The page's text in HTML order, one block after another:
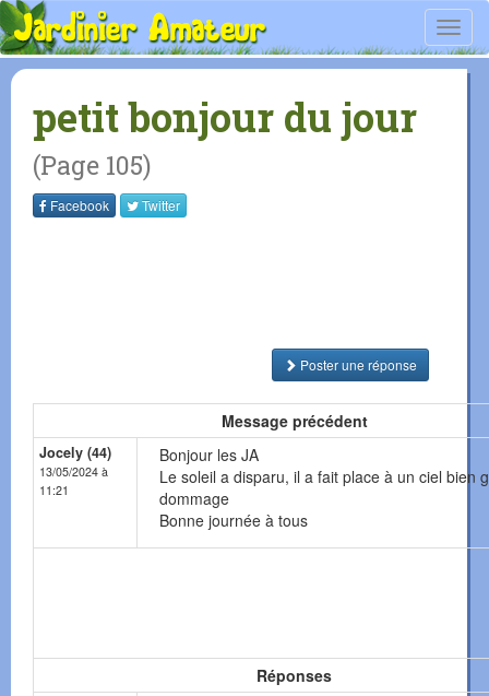
petit bonjour du jour
(Page 105)
Facebook Twitter
Poster une réponse
Message précédent
Jocely (44)
13/05/2024 à
11:21
Bonjour les JA
Le soleil a disparu, il a fait place à un ciel bien
dommage
Bonne journée à tous
Réponses